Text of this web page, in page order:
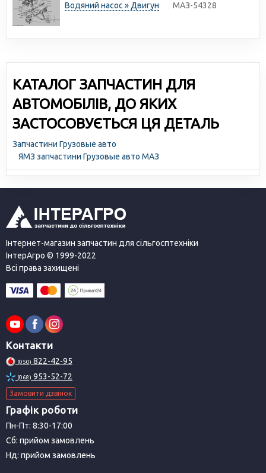
Водяний насос » Двигун МАЗ-54328
КАТАЛОГ ЗАПЧАСТИН ДЛЯ
АВТОМОБІЛІВ, ДО ЯКИХ
ЗАСТОСОВУЄТЬСЯ ЦЯ ДЕТАЛЬ
Запчастини Грузовые авто
ЯМЗ запчастини Грузовые авто МАЗ
Інтернет-магазин запчастин для сільгосптехніки
ІнтерАгро © 1999-2022
Всі права захищені
Контакти
(050) 822-42-95
(068) 953-52-72
Замовити дзвінок
Графік роботи
Пн-Пт: 8:30-17:00
Сб: прийом замовлень
Нд: прийом замовлень